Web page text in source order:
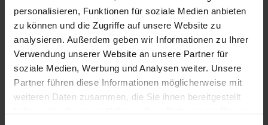
personalisieren, Funktionen für soziale Medien anbieten
zu können und die Zugriffe auf unsere Website zu
analysieren. Außerdem geben wir Informationen zu Ihrer
Verwendung unserer Website an unsere Partner für
soziale Medien, Werbung und Analysen weiter. Unsere
Partner führen diese Informationen möglicherweise mit
weiteren Daten zusammen, die Sie ihnen bereitgestellt
motivieren uns dazu, Bestleistungen

Besonderes Büro-Flair
Dich erwarten große, helle Räume
mit Altbau-Charme und hohen